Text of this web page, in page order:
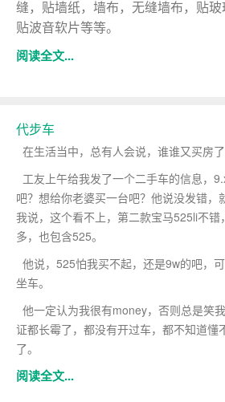
缝，贴墙纸，墙布，无缝墙布，贴玻
贴波音软片等等。
阅读全文...
代步车
在生活当中，总有人会说，谁谁又买房了
工友上午给我发了一个二手车的信息，
吧？想给你老婆买一台吧？他说没发错，
我说，这个看不上，第二款宝马525li不
多，也包含525。
他说，525怕我买不起，还是9w的吧，
坐车。
他一定认为我很有money，否则总是笑
证都长霉了，都没有开过车，都不知道懂
了。
阅读全文...